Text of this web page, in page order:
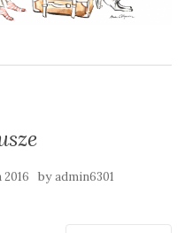
byadmin6301